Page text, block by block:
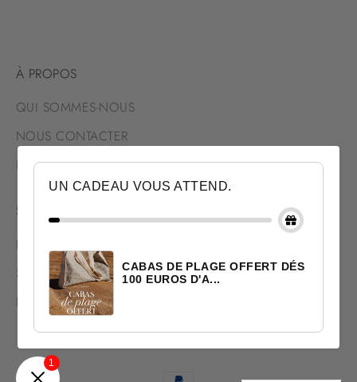
À PROPOS
QUI SOMMES-NOUS
NOUS CONTACTER
NOUS TROUVER
SERVICES
LIVRAISON & RETOUR
SATISFAIT OU REMBOURSÉ
PAIEMENT SÉCURISÉ
1
UN CADEAU VOUS ATTEND.
CABAS DE PLAGE OFFERT DÉS
100 EUROS D'A...